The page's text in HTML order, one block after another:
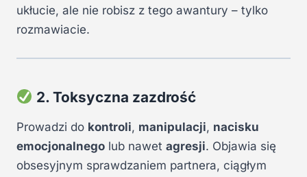
ukłucie, ale nie robisz z tego awantury – tylko
rozmawiacie.
2. Toksyczna zazdrość
Prowadzi do kontroli, manipulacji, nacisku
emocjonalnego lub nawet agresji. Objawia się
obsesyjnym sprawdzaniem partnera, ciągłym